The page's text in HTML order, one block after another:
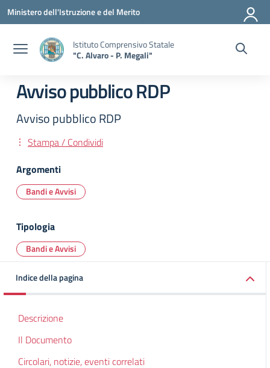
Vai ai contenuti
Vai al menu di navigazione
Vai al footer
Ministero dell'Istruzione e del Merito
Istituto Comprensivo Statale
"C. Alvaro - P. Megali"
Avviso pubblico RDP
Avviso pubblico RDP
Stampa / Condividi
Argomenti
Bandi e Avvisi
Tipologia
Bandi e Avvisi
Indice della pagina
Descrizione
Il Documento
Circolari, notizie, eventi correlati